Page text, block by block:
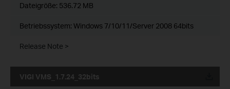
Dateigröße: 536.72 MB
Betriebssystem: Windows 7/10/11/Server 2008 64bits
Release Note >
VIGI VMS_1.7.24_32bits